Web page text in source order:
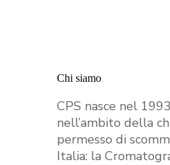
Chi siamo
CPS nasce nel
nell’ambito della
permesso di
Italia: la